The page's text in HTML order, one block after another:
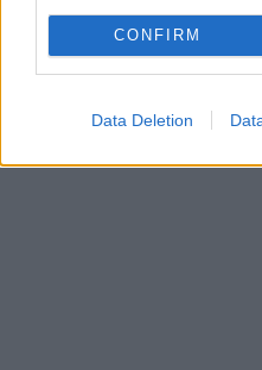
CONFIRM
Data Deletion